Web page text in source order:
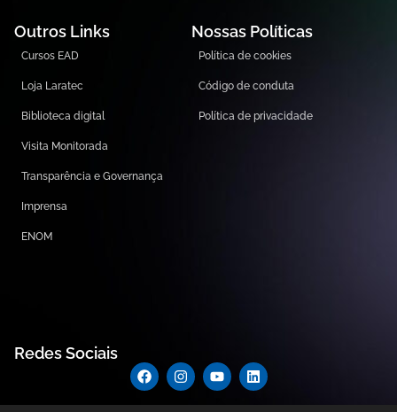
Outros Links
Cursos EAD
Loja Laratec
Biblioteca digital
Visita Monitorada
Transparência e Governança
Imprensa
ENOM
Nossas Políticas
Política de cookies
Código de conduta
Política de privacidade
Redes Sociais